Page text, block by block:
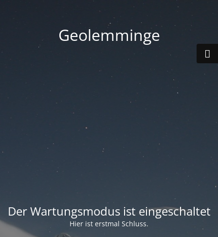
Geolemminge
Der Wartungsmodus ist eingeschaltet
Hier ist erstmal Schluss.